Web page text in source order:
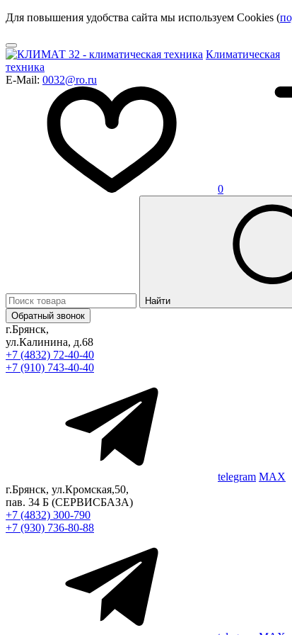
Для повышения удобства сайта мы используем Cookies (
Климатическая
техника
E-Mail: 0032@ro.ru
0
Найти
Обратный звонок
г.Брянск,
ул.Калинина, д.68
+7 (4832) 72-40-40
+7 (910) 743-40-40
telegram MAX
г.Брянск, ул.Кромская,50,
пав. 34 Б (СЕРВИСБАЗА)
+7 (4832) 300-790
+7 (930) 736-80-88